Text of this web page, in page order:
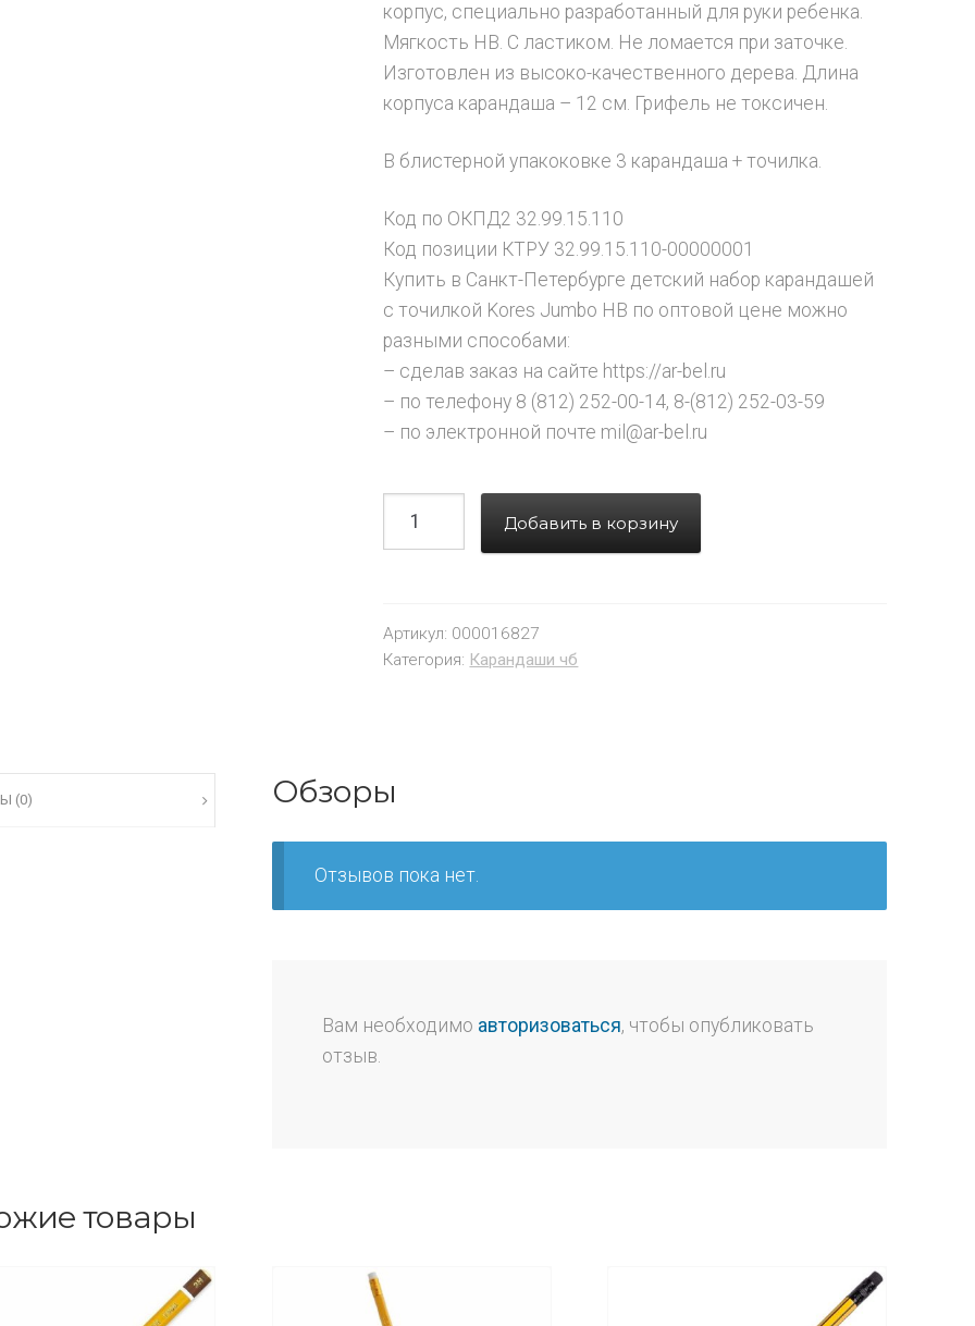
корпус, специально разработанный для руки ребенка.
Мягкость HB. С ластиком. Не ломается при заточке.
Изготовлен из высоко-качественного дерева. Длина
корпуса карандаша – 12 см. Грифель не токсичен.
В блистерной упакоковке 3 карандаша + точилка.
Код по ОКПД2 32.99.15.110
Код позиции КТРУ 32.99.15.110-00000001
Купить в Санкт-Петербурге детский набор карандашей
с точилкой Kores Jumbo HB по оптовой цене можно
разными способами:
– сделав заказ на сайте https://ar-bel.ru
– по телефону 8 (812) 252-00-14, 8-(812) 252-03-59
– по электронной почте mil@ar-bel.ru
Добавить в корзину
Артикул: 000016827
Категория: Карандаши чб
(0) Обзоры
Отзывов пока нет.
Вам необходимо авторизоваться, чтобы опубликовать
отзыв.
товары